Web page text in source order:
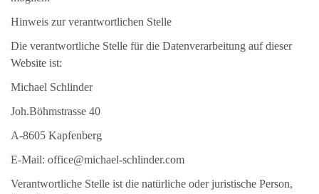
Hinweis zur verantwortlichen Stelle
Die verantwortliche Stelle für die Datenverarbeitung auf dieser
Website ist:
Michael Schlinder
Joh.Böhmstrasse 40
A-8605 Kapfenberg
E-Mail: office@michael-schlinder.com
Verantwortliche Stelle ist die natürliche oder juristische Person,